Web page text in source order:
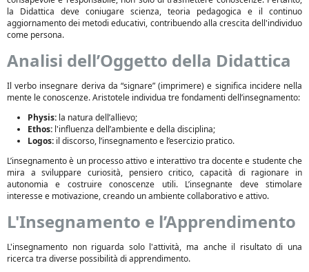
la Didattica deve coniugare scienza, teoria pedagogica e il continuo
aggiornamento dei metodi educativi, contribuendo alla crescita dell'individuo
come persona.
Analisi dell’Oggetto della Didattica
Il verbo insegnare deriva da “signare” (imprimere) e significa incidere nella
mente le conoscenze. Aristotele individua tre fondamenti dell’insegnamento:
Physis: la natura dell’allievo;
Ethos: l'influenza dell’ambiente e della disciplina;
Logos: il discorso, l’insegnamento e l’esercizio pratico.
L’insegnamento è un processo attivo e interattivo tra docente e studente che
mira a sviluppare curiosità, pensiero critico, capacità di ragionare in
autonomia e costruire conoscenze utili. L’insegnante deve stimolare
interesse e motivazione, creando un ambiente collaborativo e attivo.
L'Insegnamento e l’Apprendimento
L'insegnamento non riguarda solo l'attività, ma anche il risultato di una
ricerca tra diverse possibilità di apprendimento.